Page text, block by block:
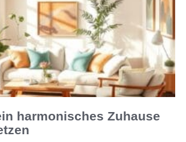
harmonisches Zuhause